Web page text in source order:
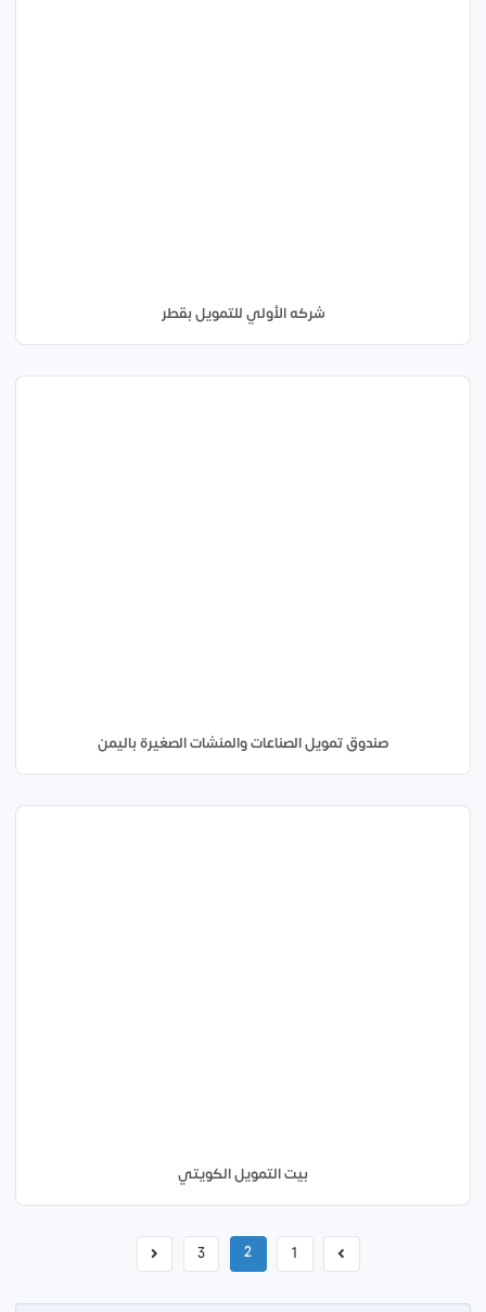
شركه الأولي للتمويل بقطر
صندوق تمويل الصناعات والمنشات الصغيرة باليمن
بيت التمويل الكويتي
1
2
3